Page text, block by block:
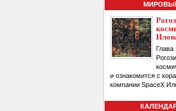
Глава
и ознакомится с
компании SpaceX